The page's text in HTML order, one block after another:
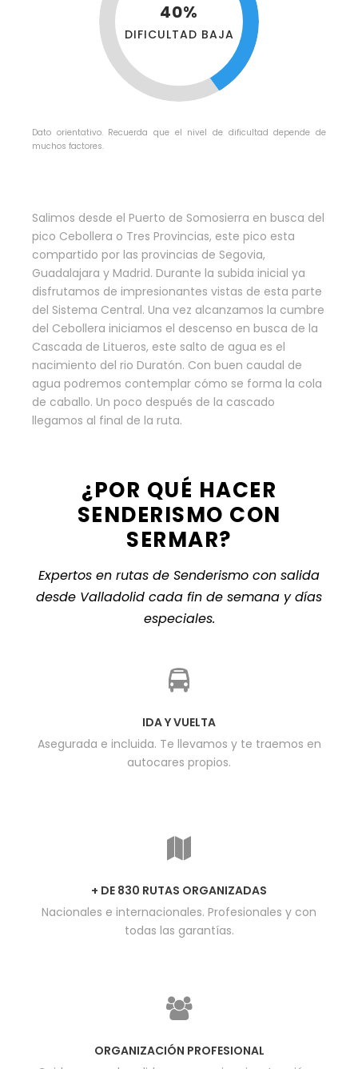
40%
DIFICULTAD BAJA
Dato orientativo. Recuerda que el nivel de dificultad depende de
muchos factores.
Salimos desde el Puerto de Somosierra en busca del
pico Cebollera o Tres Provincias, este pico esta
compartido por las provincias de Segovia,
Guadalajara y Madrid. Durante la subida inicial ya
disfrutamos de impresionantes vistas de esta parte
del Sistema Central. Una vez alcanzamos la cumbre
del Cebollera iniciamos el descenso en busca de la
Cascada de Litueros, este salto de agua es el
nacimiento del rio Duratón. Con buen caudal de
agua podremos contemplar cómo se forma la cola
de caballo. Un poco después de la cascado
llegamos al final de la ruta.
¿POR QUÉ HACER
SENDERISMO CON
SERMAR?
Expertos en rutas de Senderismo con salida
desde Valladolid cada fin de semana y días
especiales.
IDA Y VUELTA
Asegurada e incluida. Te llevamos y te traemos en
autocares propios.
+ DE 830 RUTAS ORGANIZADAS
Nacionales e internacionales. Profesionales y con
todas las garantías.
ORGANIZACIÓN PROFESIONAL